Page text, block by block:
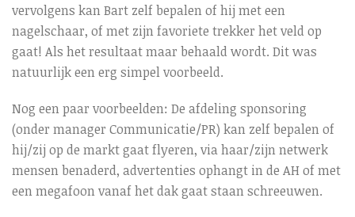
vervolgens kan Bart zelf bepalen of hij met een
nagelschaar, of met zijn favoriete trekker het veld op
gaat! Als het resultaat maar behaald wordt. Dit was
natuurlijk een erg simpel voorbeeld.
Nog een paar voorbeelden: De afdeling sponsoring
(onder manager Communicatie/PR) kan zelf bepalen of
hij/zij op de markt gaat flyeren, via haar/zijn netwerk
mensen benaderd, advertenties ophangt in de AH of met
een megafoon vanaf het dak gaat staan schreeuwen.